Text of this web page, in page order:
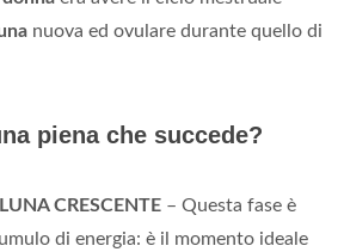
nuova ed ovulare durante quello di
piena che succede?
CRESCENTE – Questa fase è
di energia: è il momento ideale